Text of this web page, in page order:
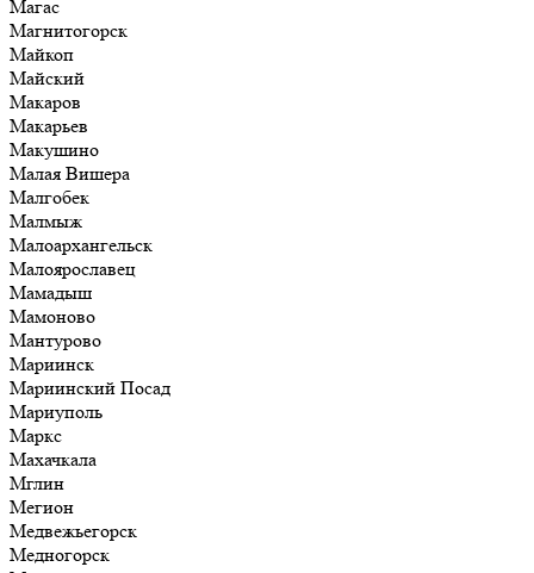
Магас
Магнитогорск
Майкоп
Майский
Макаров
Макарьев
Макушино
Малая Вишера
Малгобек
Малмыж
Малоархангельск
Малоярославец
Мамадыш
Мамоново
Мантурово
Мариинск
Мариинский Посад
Мариуполь
Маркс
Махачкала
Мглин
Мегион
Медвежьегорск
Медногорск